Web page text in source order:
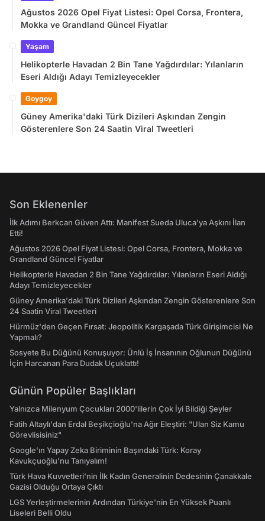
Ağustos 2026 Opel Fiyat Listesi: Opel Corsa, Frontera,
Mokka ve Grandland Güncel Fiyatlar
Yaşam
Helikopterle Havadan 2 Bin Tane Yağdırdılar: Yılanların
Eseri Aldığı Adayı Temizleyecekler
Goygoy
Güney Amerika'daki Türk Dizileri Aşkından Zengin
Gösterenlere Son 24 Saatin Viral Tweetleri
Son Eklenenler
İlk Adımı Berkcan Güven Attı: Manifest Sueda Uluca'ya Aşkını İlan
Etti!
Ağustos 2026 Opel Fiyat Listesi: Opel Corsa, Frontera, Mokka ve
Grandland Güncel Fiyatlar
Helikopterle Havadan 2 Bin Tane Yağdırdılar: Yılanların Eseri Aldığı
Adayı Temizleyecekler
Güney Amerika'daki Türk Dizileri Aşkından Zengin Gösterenlere Son
24 Saatin Viral Tweetleri
Hürmüz'den Geçen Fırsat: Jeopolitik Kargaşada Türk Girişimcisi Ne
Yapmalı?
Sosyete Bu Düğünü Konuşuyor: Ünlü İş İnsanının Oğlunun Düğünü
İçin Harcanan Para Dudak Uçuklattı!
Günün Popüler Başlıkları
Yalnızca Milenyum Çocukları 2000'lilerin Çok İyi Bildiği Şeyler
Fatih Altaylı'dan Erdal Beşikçioğlu'na Ağır Eleştiri: "Ulan Siz Kamu
Görevlisisiniz"
Google'ın Yapay Zeka Biriminin Başındaki Türk: Koray
Kavukçuoğlu'nu Tanıyalım!
Türk Hava Kuvvetleri'nin İlk Kadın Generalinin Dedesinin Çanakkale
Gazisi Olduğu Ortaya Çıktı
LGS Yerleştirmelerinin Ardından Türkiye'nin En Yüksek Puanlı
Liseleri Belli Oldu